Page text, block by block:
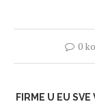
0
FIRME U EU